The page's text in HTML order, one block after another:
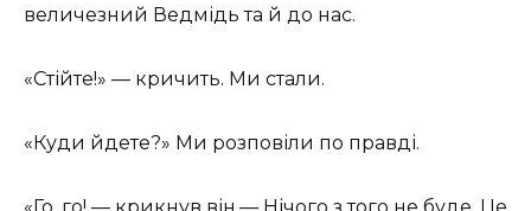
величезний Ведмідь та й до нас.
«Стійте!» — кричить. Ми стали.
«Куди йдете?» Ми розповіли по правді.